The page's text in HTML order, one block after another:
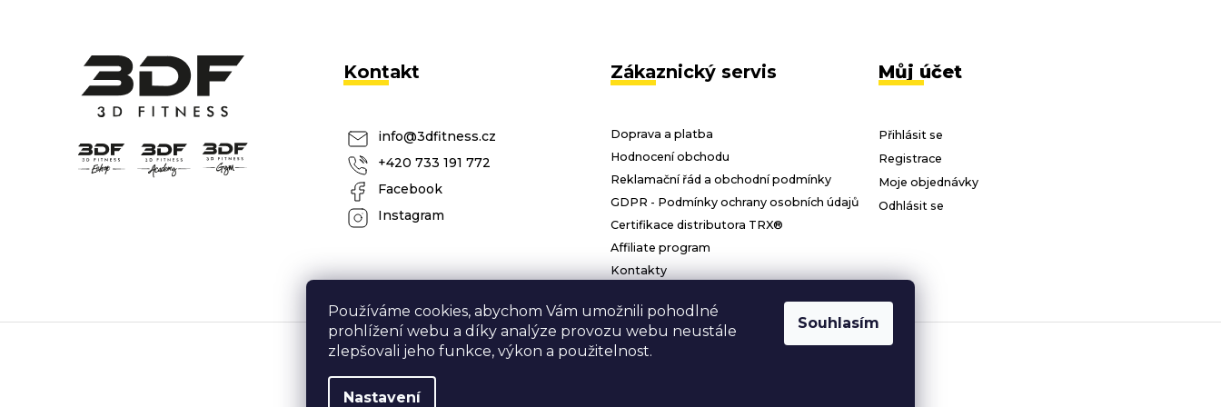
Používáme cookies, abychom Vám umožnili pohodlné
prohlížení webu a díky analýze provozu webu neustále
zlepšovali jeho funkce, výkon a použitelnost.
Nastavení
Souhlasím
Kontakt
info@3dfitness.cz
+420 733 191 772
Facebook
Instagram
Zákaznický servis
Doprava a platba
Hodnocení obchodu
Reklamační řád a obchodní podmínky
GDPR - Podmínky ochrany osobních údajů
Certifikace distributora TRX®
Affiliate program
Kontakty
Můj účet
Přihlásit se
Registrace
Moje objednávky
Odhlásit se
Copyright 2026 3D FITNESS. Všechna práva vyhrazena.